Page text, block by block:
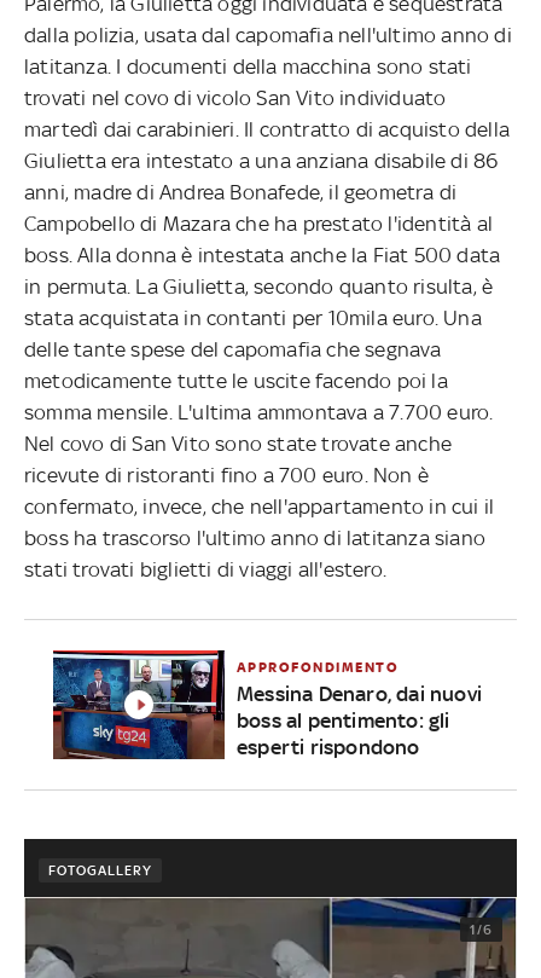
dalla polizia, usata dal capomafia nell'ultimo anno di
latitanza. I documenti della macchina sono stati
trovati nel covo di vicolo San Vito individuato
martedì dai carabinieri. Il contratto di acquisto della
Giulietta era intestato a una anziana disabile di 86
anni, madre di Andrea Bonafede, il geometra di
Campobello di Mazara che ha prestato l'identità al
boss. Alla donna è intestata anche la Fiat 500 data
in permuta. La Giulietta, secondo quanto risulta, è
stata acquistata in contanti per 10mila euro. Una
delle tante spese del capomafia che segnava
metodicamente tutte le uscite facendo poi la
somma mensile. L'ultima ammontava a 7.700 euro.
Nel covo di San Vito sono state trovate anche
ricevute di ristoranti fino a 700 euro. Non è
confermato, invece, che nell'appartamento in cui il
boss ha trascorso l'ultimo anno di latitanza siano
stati trovati biglietti di viaggi all'estero.
APPROFONDIMENTO
Messina Denaro, dai nuovi
boss al pentimento: gli
esperti rispondono
FOTOGALLERY
1/6